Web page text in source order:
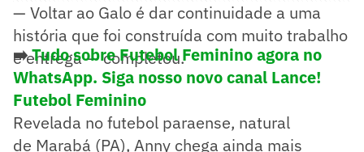
— Voltar ao Galo é dar continuidade a uma
história que foi construída com muito trabalho
e entrega — completou.
➡️Tudo sobre Futebol Feminino agora no
WhatsApp. Siga nosso novo canal Lance!
Futebol Feminino
Revelada no futebol paraense, natural
de Marabá (PA), Anny chega ainda mais